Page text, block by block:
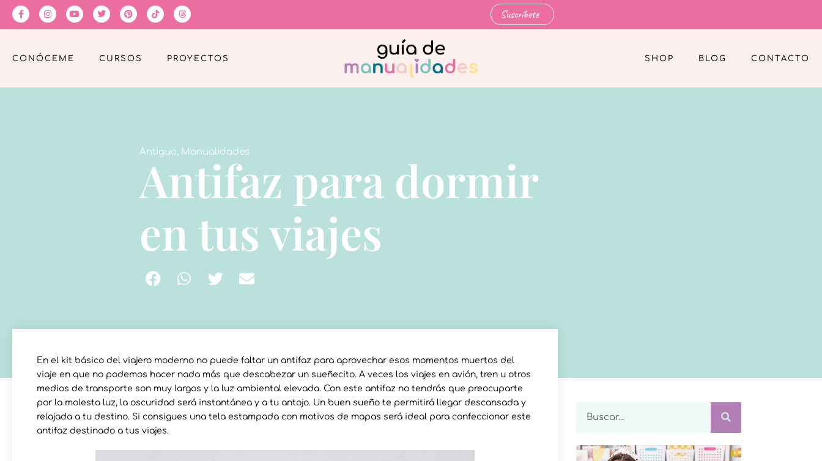
Suscríbete
CONÓCEME CURSOS PROYECTOS SHOP BLOG CONTACTO
Antiguo, Manualidades
Antifaz para dormir
en tus viajes
En el kit básico del viajero moderno no puede faltar un antifaz para aprovechar esos momentos muertos del
viaje en que no podemos hacer nada más que descabezar un sueñecito. A veces los viajes en avión, tren u otros
medios de transporte son muy largos y la luz ambiental elevada. Con este antifaz no tendrás que preocuparte
por la molesta luz, la oscuridad será instantánea y a tu antojo. Un buen sueño te permitirá llegar descansada y
relajada a tu destino. Si consigues una tela estampada con motivos de mapas será ideal para confeccionar este
antifaz destinado a tus viajes.